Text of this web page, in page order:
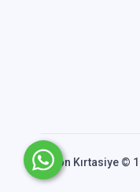
Akfon Kırtasiye ©